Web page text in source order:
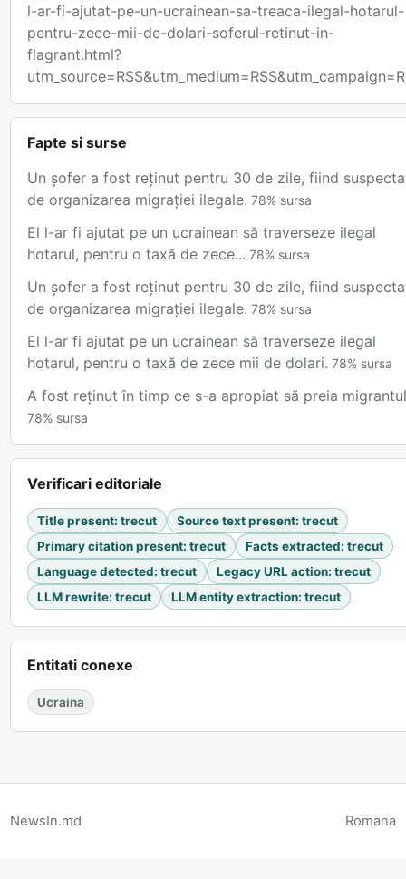
l-ar-fi-ajutat-pe-un-ucrainean-sa-treaca-ilegal-hotarul-
pentru-zece-mii-de-dolari-soferul-retinut-in-
flagrant.html?
Fapte si surse
Un șofer a fost reținut pentru 30 de zile, fiind
de organizarea migrației ilegale. 78% sursa
El l-ar fi ajutat pe un ucrainean să traverseze ilegal
hotarul, pentru o taxă de zece... 78% sursa
Un șofer a fost reținut pentru 30 de zile, fiind
de organizarea migrației ilegale. 78% sursa
El l-ar fi ajutat pe un ucrainean să traverseze ilegal
hotarul, pentru o taxă de zece mii de dolari. 78% sursa
A fost reținut în timp ce s-a apropiat să preia
78% sursa
Verificari editoriale
Title present: trecut Source text present: trecut
Primary citation present: trecut Facts extracted: trecut
Language detected: trecut Legacy URL action: trecut
LLM rewrite: trecut LLM entity extraction: trecut
Entitati conexe
Ucraina
NewsIn.md Romana